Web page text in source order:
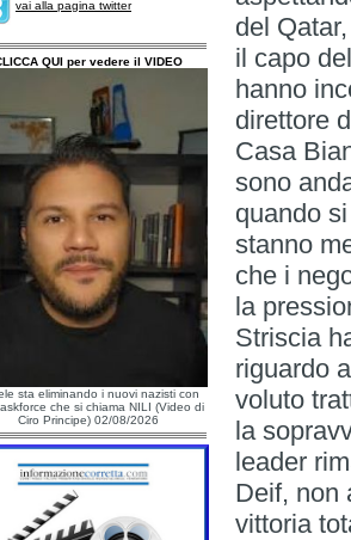
vai alla pagina twitter
QUI per vedere il VIDEO
sta eliminando i nuovi nazisti con
che si chiama NILI (Video di
Ciro Principe) 02/08/2026
del
il capo
hanno
direttore
Casa
sono
quando
stanno
che i
la
Striscia
riguardo
voluto
la
leader
Deif, non
vittoria